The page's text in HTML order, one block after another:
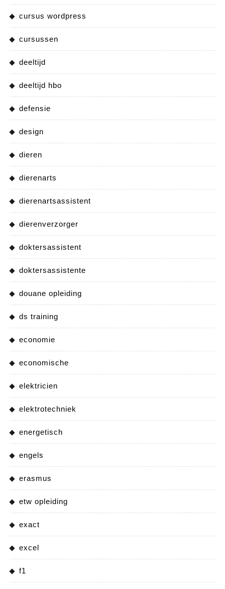
cursus wordpress
cursussen
deeltijd
deeltijd hbo
defensie
design
dieren
dierenarts
dierenartsassistent
dierenverzorger
doktersassistent
doktersassistente
douane opleiding
ds training
economie
economische
elektricien
elektrotechniek
energetisch
engels
erasmus
etw opleiding
exact
excel
f1